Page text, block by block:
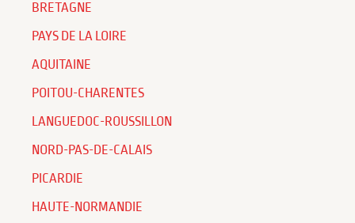
BRETAGNE
PAYS DE LA LOIRE
AQUITAINE
POITOU-CHARENTES
LANGUEDOC-ROUSSILLON
NORD-PAS-DE-CALAIS
PICARDIE
HAUTE-NORMANDIE